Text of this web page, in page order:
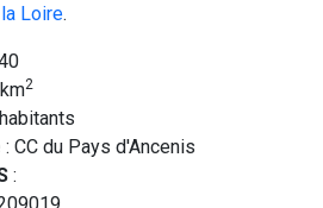
Loire.
2
: CC du Pays d'Ancenis
: